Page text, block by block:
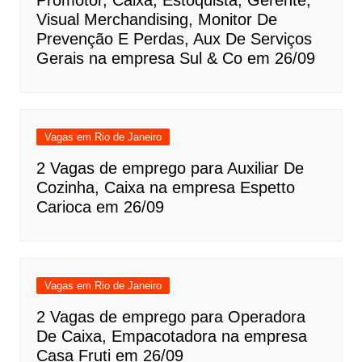
Visual Merchandising, Monitor De
Prevenção E Perdas, Aux De Serviços
Gerais na empresa Sul & Co em 26/09
Vagas em Rio de Janeiro
2 Vagas de emprego para Auxiliar De
Cozinha, Caixa na empresa Espetto
Carioca em 26/09
Vagas em Rio de Janeiro
2 Vagas de emprego para Operadora
De Caixa, Empacotadora na empresa
Casa Fruti em 26/09